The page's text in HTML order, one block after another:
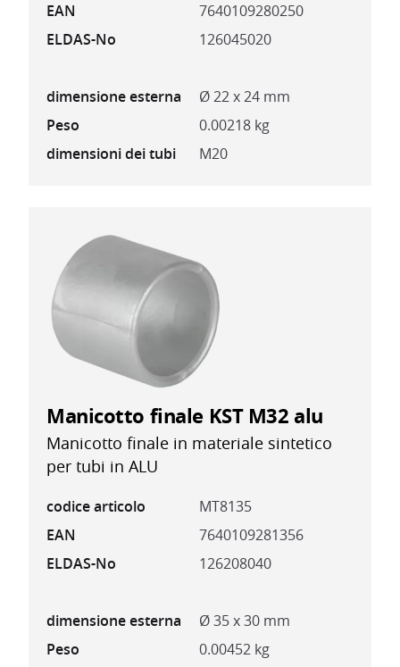
EAN
7640109280250
ELDAS-No
126045020
dimensione esterna
Ø 22 x 24 mm
Peso
0.00218 kg
dimensioni dei tubi
M20
Manicotto finale KST M32 alu
Manicotto finale in materiale sintetico
per tubi in ALU
codice articolo
MT8135
EAN
7640109281356
ELDAS-No
126208040
dimensione esterna
Ø 35 x 30 mm
Peso
0.00452 kg